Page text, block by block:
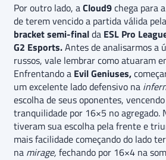
Por outro lado, aCloud9chega para
de terem vencido a partida válida pela
bracket semi-finalda ESL Pro
G2 Esports.Antes de analisarmos a
russos, vale lembrar como atuaram
Enfrentando a Evil Geniuses,
um excelente lado defensivo na
escolha de seus oponentes,
tranquilidade por 16×5 no agregado.
tiveram sua escolha pela frente e
mais facilidade começando do lado
na mirage, fechando por 16×4 na